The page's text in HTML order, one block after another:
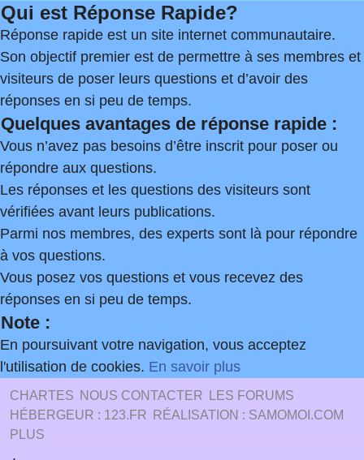
Qui est Réponse Rapide?
Réponse rapide est un site internet communautaire.
Son objectif premier est de permettre à ses membres et
visiteurs de poser leurs questions et d’avoir des
réponses en si peu de temps.
Quelques avantages de réponse rapide :
Vous n’avez pas besoins d’être inscrit pour poser ou
répondre aux questions.
Les réponses et les questions des visiteurs sont
vérifiées avant leurs publications.
Parmi nos membres, des experts sont là pour répondre
à vos questions.
Vous posez vos questions et vous recevez des
réponses en si peu de temps.
Note :
En poursuivant votre navigation, vous acceptez
l'utilisation de cookies. En savoir plus
CHARTES NOUS CONTACTER
LES FORUMS
HÉBERGEUR : 123.FR
RÉALISATION : SAMOMOI.COM
PLUS
.